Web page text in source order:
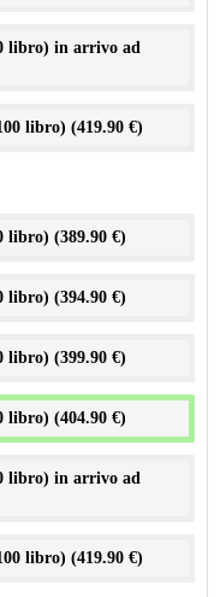
libro) in arrivo ad
libro) (419.90 €)
libro) (389.90 €)
libro) (394.90 €)
libro) (399.90 €)
libro) (404.90 €)
libro) in arrivo ad
libro) (419.90 €)